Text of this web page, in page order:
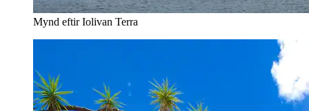
Mynd eftir Iolivan Terra